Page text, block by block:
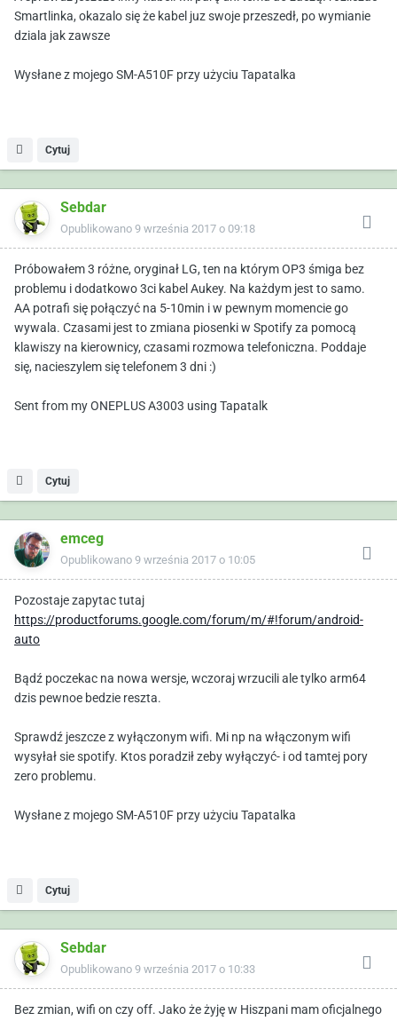
Smartlinka, okazalo się że kabel juz swoje przeszedł, po wymianie
dziala jak zawsze
Wysłane z mojego SM-A510F przy użyciu Tapatalka
Cytuj
Sebdar
Opublikowano 9 września 2017 o 09:18
Próbowałem 3 różne, oryginał LG, ten na którym OP3 śmiga bez
problemu i dodatkowo 3ci kabel Aukey. Na każdym jest to samo.
AA potrafi się połączyć na 5-10min i w pewnym momencie go
wywala. Czasami jest to zmiana piosenki w Spotify za pomocą
klawiszy na kierownicy, czasami rozmowa telefoniczna. Poddaje
się, nacieszylem się telefonem 3 dni :)
Sent from my ONEPLUS A3003 using Tapatalk
Cytuj
emceg
Opublikowano 9 września 2017 o 10:05
Pozostaje zapytac tutaj
https://productforums.google.com/forum/m/#!forum/android-
auto
Bądź poczekac na nowa wersje, wczoraj wrzucili ale tylko arm64
dzis pewnoe bedzie reszta.
Sprawdź jeszcze z wyłączonym wifi. Mi np na włączonym wifi
wysyłał sie spotify. Ktos poradził zeby wyłączyć- i od tamtej pory
zero problemu.
Wysłane z mojego SM-A510F przy użyciu Tapatalka
Cytuj
Sebdar
Opublikowano 9 września 2017 o 10:33
Bez zmian, wifi on czy off. Jako że żyję w Hiszpani mam oficjalnego